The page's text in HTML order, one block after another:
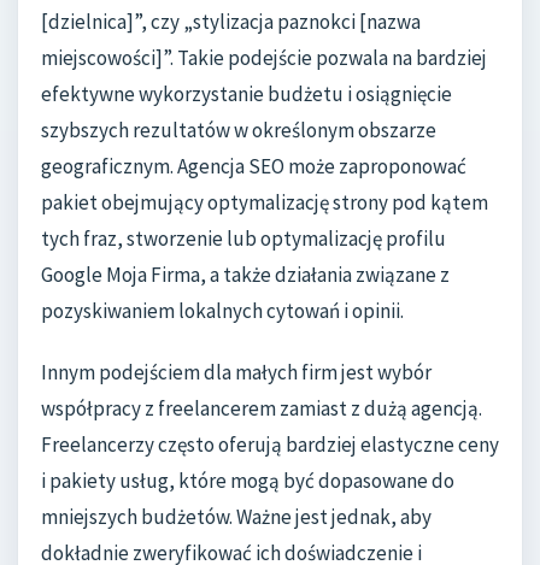
[dzielnica]”, czy „stylizacja paznokci [nazwa
miejscowości]”. Takie podejście pozwala na bardziej
efektywne wykorzystanie budżetu i osiągnięcie
szybszych rezultatów w określonym obszarze
geograficznym. Agencja SEO może zaproponować
pakiet obejmujący optymalizację strony pod kątem
tych fraz, stworzenie lub optymalizację profilu
Google Moja Firma, a także działania związane z
pozyskiwaniem lokalnych cytowań i opinii.
Innym podejściem dla małych firm jest wybór
współpracy z freelancerem zamiast z dużą agencją.
Freelancerzy często oferują bardziej elastyczne ceny
i pakiety usług, które mogą być dopasowane do
mniejszych budżetów. Ważne jest jednak, aby
dokładnie zweryfikować ich doświadczenie i